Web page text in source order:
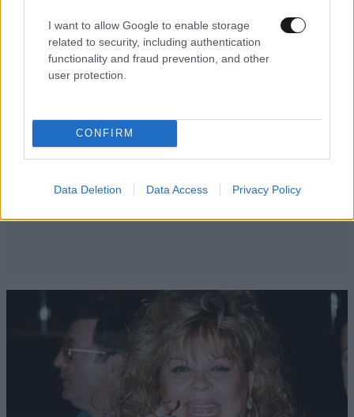
I want to allow Google to enable storage
related to security, including authentication
functionality and fraud prevention, and other
user protection.
CONFIRM
Data Deletion Data Access Privacy Policy